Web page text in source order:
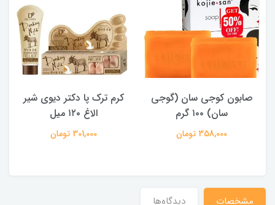
صابون کوجی سان (گوجی
سان) ۱۰۰ گرم
358,000 تومان
کرم ترک پا دکتر دیوی شیر
الاغ ۱۲۰ میل
301,000 تومان
مشخصات دیدگاه‌ها